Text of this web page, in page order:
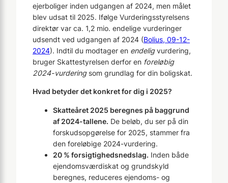
ejerboliger inden udgangen af 2024, men målet
blev udsat til 2025. Ifølge Vurderingsstyrelsens
direktør var ca. 1,2 mio. endelige vurderinger
udsendt ved udgangen af 2024 (Bolius, 09-12-
2024). Indtil du modtager en endeligvurdering,
bruger Skattestyrelsen derfor en foreløbig
2024-vurderingsom grundlag for din boligskat.
Hvad betyder det konkret for dig i 2025?
Skatteåret 2025 beregnes på baggrund
af 2024-tallene. De beløb, du ser på din
forskudsopgørelse for 2025, stammer fra
den foreløbige 2024-vurdering.
20 % forsigtighedsnedslag. Inden både
ejendomsværdiskat og grundskyld
beregnes, reduceres ejendoms- og